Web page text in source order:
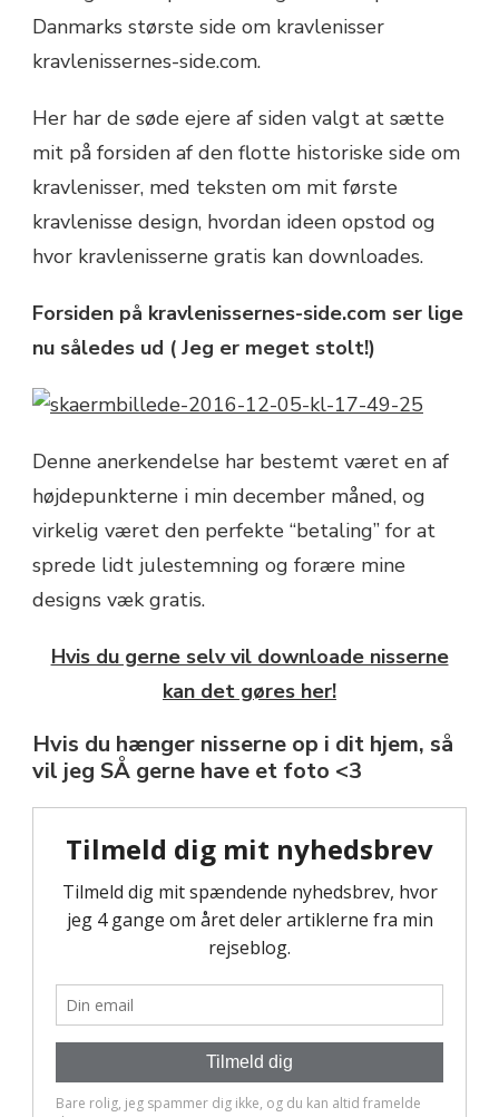
Danmarks største side om kravlenisser
kravlenissernes-side.com.
Her har de søde ejere af siden valgt at sætte
mit på forsiden af den flotte historiske side om
kravlenisser, med teksten om mit første
kravlenisse design, hvordan ideen opstod og
hvor kravlenisserne gratis kan downloades.
Forsiden på kravlenissernes-side.com ser lige
nu således ud ( Jeg er meget stolt!)
Denne anerkendelse har bestemt været en af
højdepunkterne i min december måned, og
virkelig været den perfekte “betaling” for at
sprede lidt julestemning og forære mine
designs væk gratis.
Hvis du gerne selv vil downloade nisserne
kan det gøres her!
Hvis du hænger nisserne op i dit hjem, så
vil jeg SÅ gerne have et foto <3